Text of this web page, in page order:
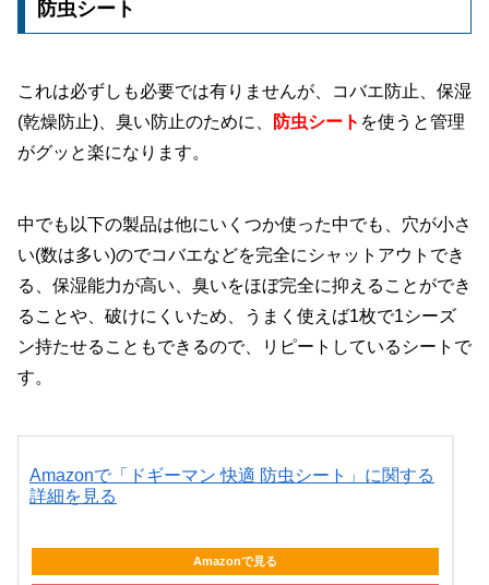
防虫シート
これは必ずしも必要では有りませんが、コバエ防止、保湿
(乾燥防止)、臭い防止のために、
防虫シート を使うと管理
がグッと楽になります。
中でも以下の製品は他にいくつか使った中でも、穴が小さ
い(数は多い)のでコバエなどを完全にシャットアウトでき
る、保湿能力が高い、臭いをほぼ完全に抑えることができ
ることや、破けにくいため、うまく使えば1枚で1シーズ
ン持たせることもできるので、リピートしているシートで
す。
Amazonで「ドギーマン 快適 防虫シート」に関する
詳細を見る
Amazonで見る